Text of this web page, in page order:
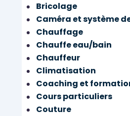
Bricolage
Caméra et système
Chauffage
Chauffe eau/bain
Chauffeur
Climatisation
Coaching et
Cours particuliers
Couture